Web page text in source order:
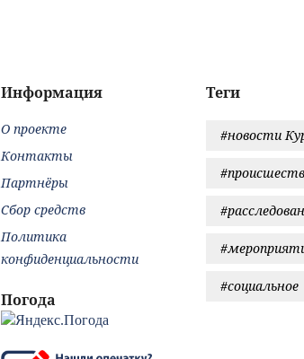
Теги
#новости
#социальное
Информация
О проекте
Контакты
Партнёры
Сбор средств
Политика
конфиденциальности
Погода